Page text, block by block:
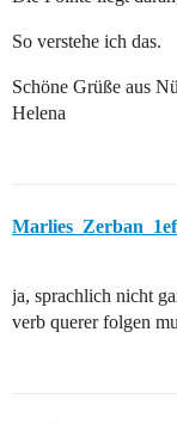
So verstehe ich das.
Schöne Grüße aus
Helena
ja, sprachlich nicht
verb querer folgen